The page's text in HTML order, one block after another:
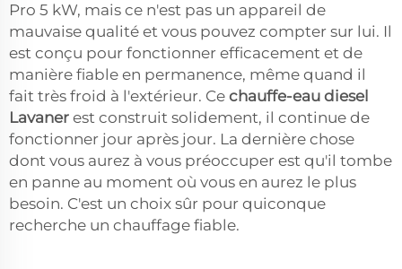
Pro 5 kW, mais ce n'est pas un appareil de
mauvaise qualité et vous pouvez compter sur lui. Il
est conçu pour fonctionner efficacement et de
manière fiable en permanence, même quand il
fait très froid à l'extérieur. Ce chauffe-eau diesel
Lavaner est construit solidement, il continue de
fonctionner jour après jour. La dernière chose
dont vous aurez à vous préoccuper est qu'il tombe
en panne au moment où vous en aurez le plus
besoin. C'est un choix sûr pour quiconque
recherche un chauffage fiable.